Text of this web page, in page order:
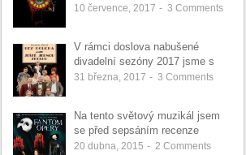
10 července, 2017 - 3 Comments
V rámci doslova nabušené
divadelní sezóny 2017 jsme s
31 března, 2017 - 3 Comments
Na tento světový muzikál jsem
se před sepsáním recenze
20 dubna, 2015 - 2 Comments